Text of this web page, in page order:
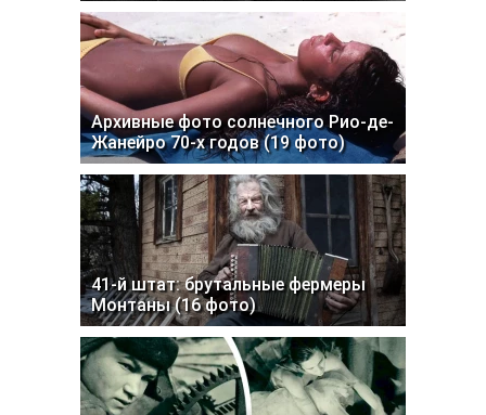
Архивные фото солнечного Рио-де-
Жанейро 70-х годов (19 фото)
41-й штат: брутальные фермеры
Монтаны (16 фото)